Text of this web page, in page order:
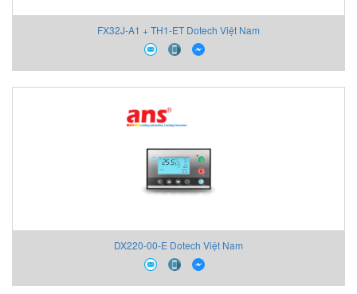
FX32J-A1 + TH1-ET Dotech Việt Nam
DX220-00-E Dotech Việt Nam